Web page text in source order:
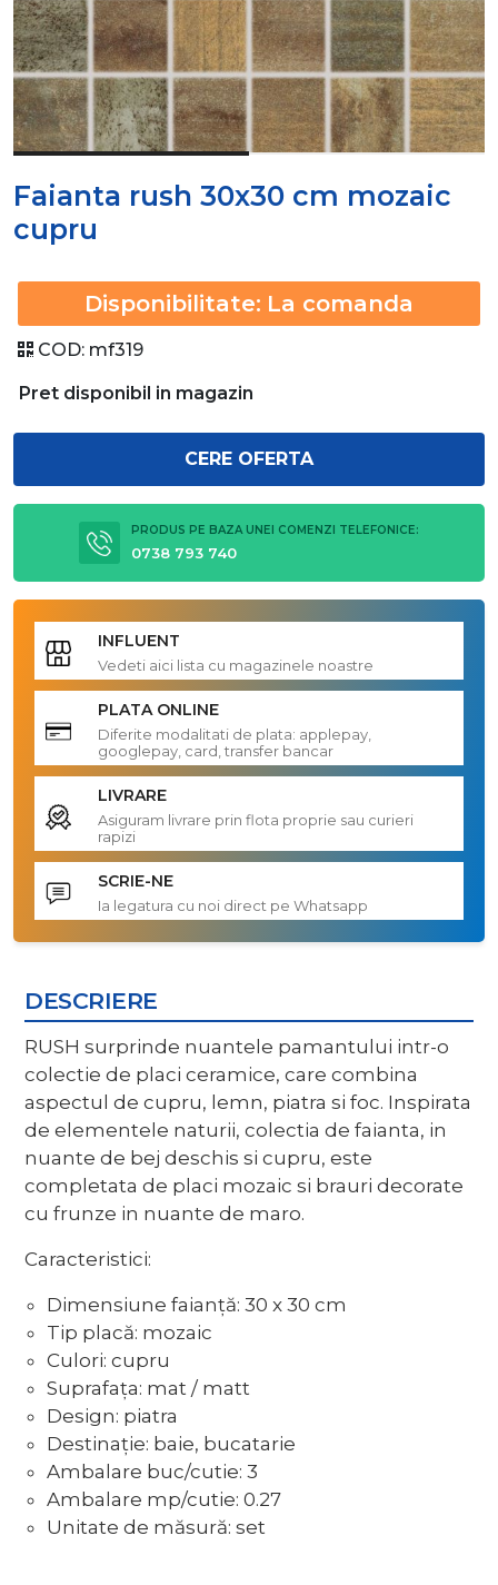
Faianta rush 30x30 cm mozaic
cupru
Disponibilitate: La comanda
COD: mf319
Pret disponibil in magazin
CERE OFERTA
PRODUS PE BAZA UNEI COMENZI TELEFONICE:
0738 793 740
INFLUENT
Vedeti aici lista cu magazinele noastre
PLATA ONLINE
Diferite modalitati de plata: applepay,
googlepay, card, transfer bancar
LIVRARE
Asiguram livrare prin flota proprie sau curieri
rapizi
SCRIE-NE
Ia legatura cu noi direct pe Whatsapp
DESCRIERE
RUSH surprinde nuantele pamantului intr-o
colectie de placi ceramice, care combina
aspectul de cupru, lemn, piatra si foc. Inspirata
de elementele naturii, colectia de faianta, in
nuante de bej deschis si cupru, este
completata de placi mozaic si brauri decorate
cu frunze in nuante de maro.
Caracteristici:
Dimensiune faianță: 30 x 30 cm
Tip placă: mozaic
Culori: cupru
Suprafața: mat / matt
Design: piatra
Destinație: baie, bucatarie
Ambalare buc/cutie: 3
Ambalare mp/cutie: 0.27
Unitate de măsură: set